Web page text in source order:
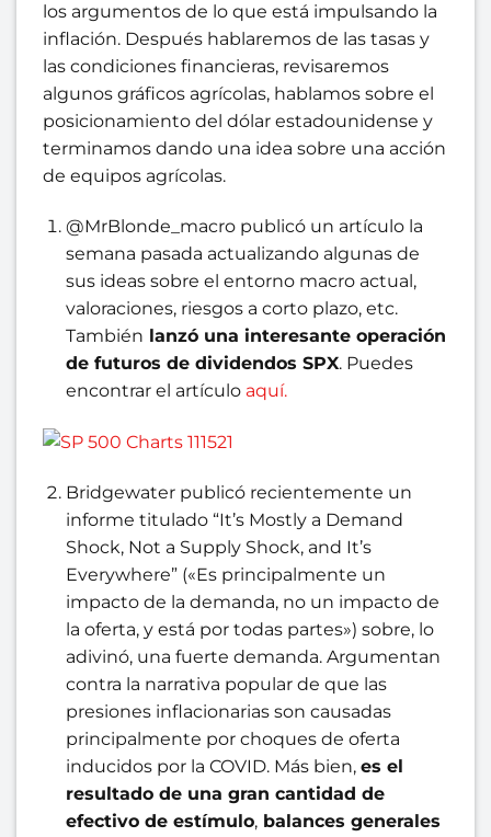
los argumentos de lo que está impulsando la
inflación. Después hablaremos de las tasas y
las condiciones financieras, revisaremos
algunos gráficos agrícolas, hablamos sobre el
posicionamiento del dólar estadounidense y
terminamos dando una idea sobre una acción
de equipos agrícolas.
@MrBlonde_macro publicó un artículo la
semana pasada actualizando algunas de
sus ideas sobre el entorno macro actual,
valoraciones, riesgos a corto plazo, etc.
También lanzó una interesante operación
de futuros de dividendos SPX. Puedes
encontrar el artículo aquí.
Bridgewater publicó recientemente un
informe titulado “It’s Mostly a Demand
Shock, Not a Supply Shock, and It’s
Everywhere” («Es principalmente un
impacto de la demanda, no un impacto de
la oferta, y está por todas partes») sobre, lo
adivinó, una fuerte demanda. Argumentan
contra la narrativa popular de que las
presiones inflacionarias son causadas
principalmente por choques de oferta
inducidos por la COVID. Más bien, es el
resultado de una gran cantidad de
efectivo de estímulo,balances generales